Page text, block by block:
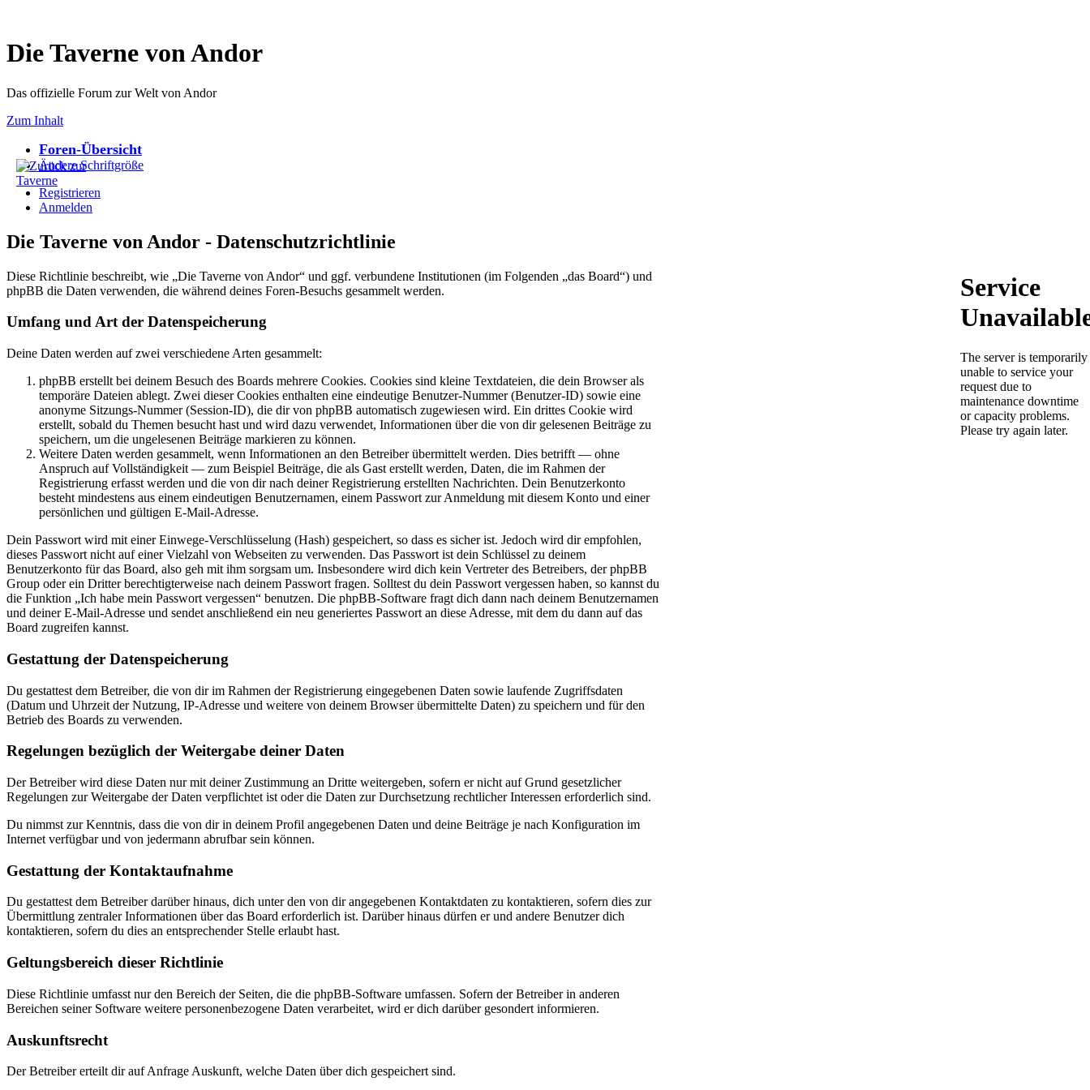
Die Taverne von Andor
Das offizielle Forum zur Welt von Andor
Zum Inhalt
Foren-Übersicht
Ändere Schriftgröße
Registrieren
Anmelden
Die Taverne von Andor - Datenschutzrichtlinie
Diese Richtlinie beschreibt, wie „Die Taverne von Andor“ und ggf. verbundene Institutionen (im Folgenden „das Board“) und
phpBB die Daten verwenden, die während deines Foren-Besuchs gesammelt werden.
Umfang und Art der Datenspeicherung
Deine Daten werden auf zwei verschiedene Arten gesammelt:
phpBB erstellt bei deinem Besuch des Boards mehrere Cookies. Cookies sind kleine Textdateien, die dein Browser als
temporäre Dateien ablegt. Zwei dieser Cookies enthalten eine eindeutige Benutzer-Nummer (Benutzer-ID) sowie eine
anonyme Sitzungs-Nummer (Session-ID), die dir von phpBB automatisch zugewiesen wird. Ein drittes Cookie wird
erstellt, sobald du Themen besucht hast und wird dazu verwendet, Informationen über die von dir gelesenen Beiträge zu
speichern, um die ungelesenen Beiträge markieren zu können.
Weitere Daten werden gesammelt, wenn Informationen an den Betreiber übermittelt werden. Dies betrifft — ohne
Anspruch auf Vollständigkeit — zum Beispiel Beiträge, die als Gast erstellt werden, Daten, die im Rahmen der
Registrierung erfasst werden und die von dir nach deiner Registrierung erstellten Nachrichten. Dein Benutzerkonto
besteht mindestens aus einem eindeutigen Benutzernamen, einem Passwort zur Anmeldung mit diesem Konto und einer
persönlichen und gültigen E-Mail-Adresse.
Dein Passwort wird mit einer Einwege-Verschlüsselung (Hash) gespeichert, so dass es sicher ist. Jedoch wird dir empfohlen,
dieses Passwort nicht auf einer Vielzahl von Webseiten zu verwenden. Das Passwort ist dein Schlüssel zu deinem
Benutzerkonto für das Board, also geh mit ihm sorgsam um. Insbesondere wird dich kein Vertreter des Betreibers, der phpBB
Group oder ein Dritter berechtigterweise nach deinem Passwort fragen. Solltest du dein Passwort vergessen haben, so kannst du
die Funktion „Ich habe mein Passwort vergessen“ benutzen. Die phpBB-Software fragt dich dann nach deinem Benutzernamen
und deiner E-Mail-Adresse und sendet anschließend ein neu generiertes Passwort an diese Adresse, mit dem du dann auf das
Board zugreifen kannst.
Gestattung der Datenspeicherung
Du gestattest dem Betreiber, die von dir im Rahmen der Registrierung eingegebenen Daten sowie laufende Zugriffsdaten
(Datum und Uhrzeit der Nutzung, IP-Adresse und weitere von deinem Browser übermittelte Daten) zu speichern und für den
Betrieb des Boards zu verwenden.
Regelungen bezüglich der Weitergabe deiner Daten
Der Betreiber wird diese Daten nur mit deiner Zustimmung an Dritte weitergeben, sofern er nicht auf Grund gesetzlicher
Regelungen zur Weitergabe der Daten verpflichtet ist oder die Daten zur Durchsetzung rechtlicher Interessen erforderlich sind.
Du nimmst zur Kenntnis, dass die von dir in deinem Profil angegebenen Daten und deine Beiträge je nach Konfiguration im
Internet verfügbar und von jedermann abrufbar sein können.
Gestattung der Kontaktaufnahme
Du gestattest dem Betreiber darüber hinaus, dich unter den von dir angegebenen Kontaktdaten zu kontaktieren, sofern dies zur
Übermittlung zentraler Informationen über das Board erforderlich ist. Darüber hinaus dürfen er und andere Benutzer dich
kontaktieren, sofern du dies an entsprechender Stelle erlaubt hast.
Geltungsbereich dieser Richtlinie
Diese Richtlinie umfasst nur den Bereich der Seiten, die die phpBB-Software umfassen. Sofern der Betreiber in anderen
Bereichen seiner Software weitere personenbezogene Daten verarbeitet, wird er dich darüber gesondert informieren.
Auskunftsrecht
Der Betreiber erteilt dir auf Anfrage Auskunft, welche Daten über dich gespeichert sind.